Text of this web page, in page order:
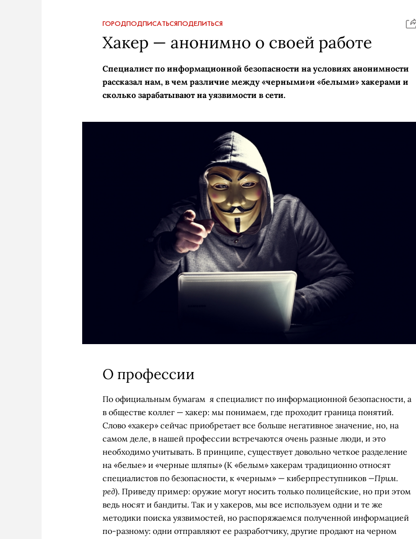
ГОРОДПОДПИСАТЬСЯПОДЕЛИТЬСЯ
Хакер — анонимно о своей работе
Специалист по информационной безопасности на условиях анонимности
рассказал нам, в чем различие между «черными»и «белыми» хакерами и
сколько зарабатывают на уязвимости в сети.
О профессии
По официальным бумагам я специалист по информационной безопасности, а
в обществе коллег — хакер: мы понимаем, где проходит граница понятий.
Слово «хакер» сейчас приобретает все больше негативное значение, но, на
самом деле, в нашей профессии встречаются очень разные люди, и это
необходимо учитывать. В принципе, существует довольно четкое разделение
на «белые» и «черные шляпы» (К «белым» хакерам традиционно относят
специалистов по безопасности, к «черным» — киберпреступников —Прим.
ред). Приведу пример: оружие могут носить только полицейские, но при этом
ведь носят и бандиты. Так и у хакеров, мы все используем одни и те же
методики поиска уязвимостей, но распоряжаемся полученной информацией
по-разному: одни отправляют ее разработчику, другие продают на черном